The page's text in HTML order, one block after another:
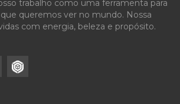
trabalho como uma ferramenta para
queremos ver no mundo. Nossa
com energia, beleza e propósito.